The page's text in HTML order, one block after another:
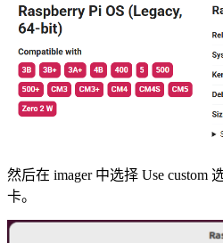
然后在 imager 中选择 Use custom
卡。